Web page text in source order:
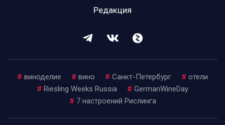
Редакция
# виноделие # вино # Санкт-Петербург # отели
# Riesling Weeks Russia # GermanWineDay
# 7 настроений Рислинга